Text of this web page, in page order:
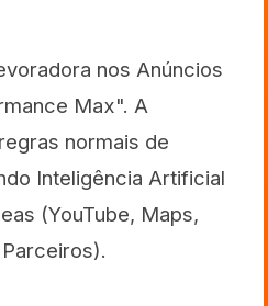
nos Anúncios
Max". A
normais de
Inteligência Artificial
(YouTube, Maps,